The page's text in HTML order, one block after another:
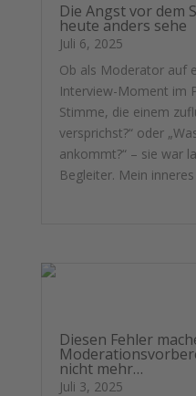
Die Angst vor dem
heute anders sehe
Juli 6, 2025
Ob als Moderator auf
Interview-Moment im
Stimme, die einem
versprichst?“ oder
ankommt?“ – sie war
Begleiter. Mein
Diesen Fehler
nicht mehr…
Juli 3, 2025